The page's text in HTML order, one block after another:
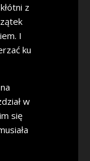
z
I
ku
w
się